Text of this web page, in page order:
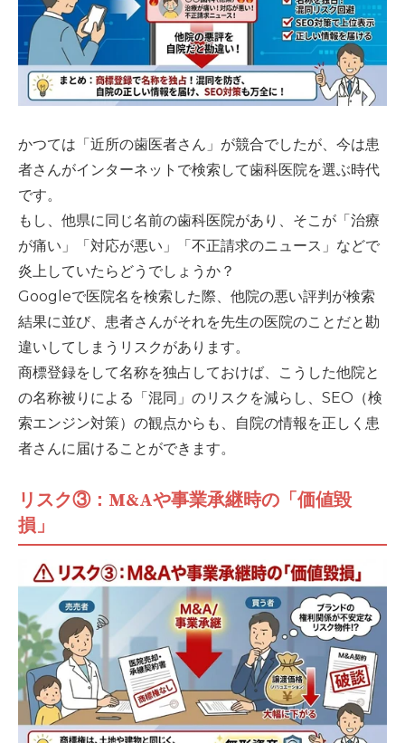
かつては「近所の歯医者さん」が競合でしたが、今は患
者さんがインターネットで検索して歯科医院を選ぶ時代
です。
もし、他県に同じ名前の歯科医院があり、そこが「治療
が痛い」「対応が悪い」「不正請求のニュース」などで
炎上していたらどうでしょうか？
Googleで医院名を検索した際、他院の悪い評判が検索
結果に並び、患者さんがそれを先生の医院のことだと勘
違いしてしまうリスクがあります。
商標登録をして名称を独占しておけば、こうした他院と
の名称被りによる「混同」のリスクを減らし、SEO（検
索エンジン対策）の観点からも、自院の情報を正しく患
者さんに届けることができます。
リスク③：M&Aや事業承継時の「価値毀
損」